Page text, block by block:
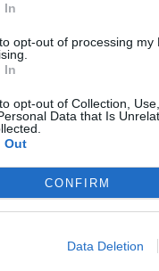
In
opt-out of processing my
In
opt-out of Collection,
Data that Is
Out
CONFIRM
Data Deletion